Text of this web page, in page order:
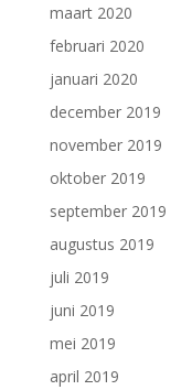
maart 2020
februari 2020
januari 2020
december 2019
november 2019
oktober 2019
september 2019
augustus 2019
juli 2019
juni 2019
mei 2019
april 2019